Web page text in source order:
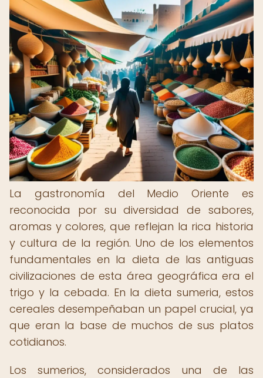
La gastronomía del Medio Oriente es
reconocida por su diversidad de sabores,
aromas y colores, que reflejan la rica historia
y cultura de la región. Uno de los elementos
fundamentales en la dieta de las antiguas
civilizaciones de esta área geográfica era el
trigo y la cebada. En la dieta sumeria, estos
cereales desempeñaban un papel crucial, ya
que eran la base de muchos de sus platos
cotidianos.
Los sumerios, considerados una de las